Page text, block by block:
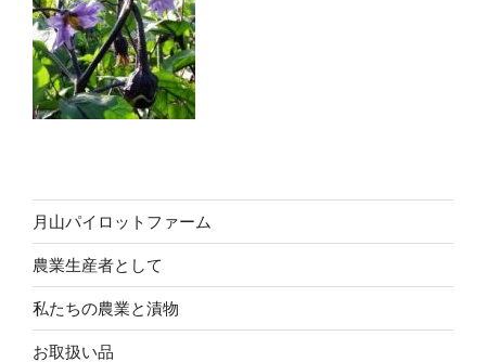
月山パイロットファーム
農業生産者として
私たちの農業と漬物
お取扱い品